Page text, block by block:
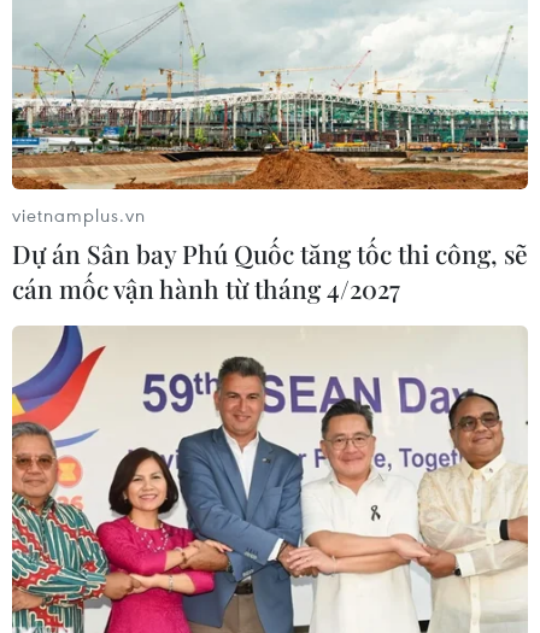
vietnamplus.vn
Dự án Sân bay Phú Quốc tăng tốc thi công, sẽ
cán mốc vận hành từ tháng 4/2027